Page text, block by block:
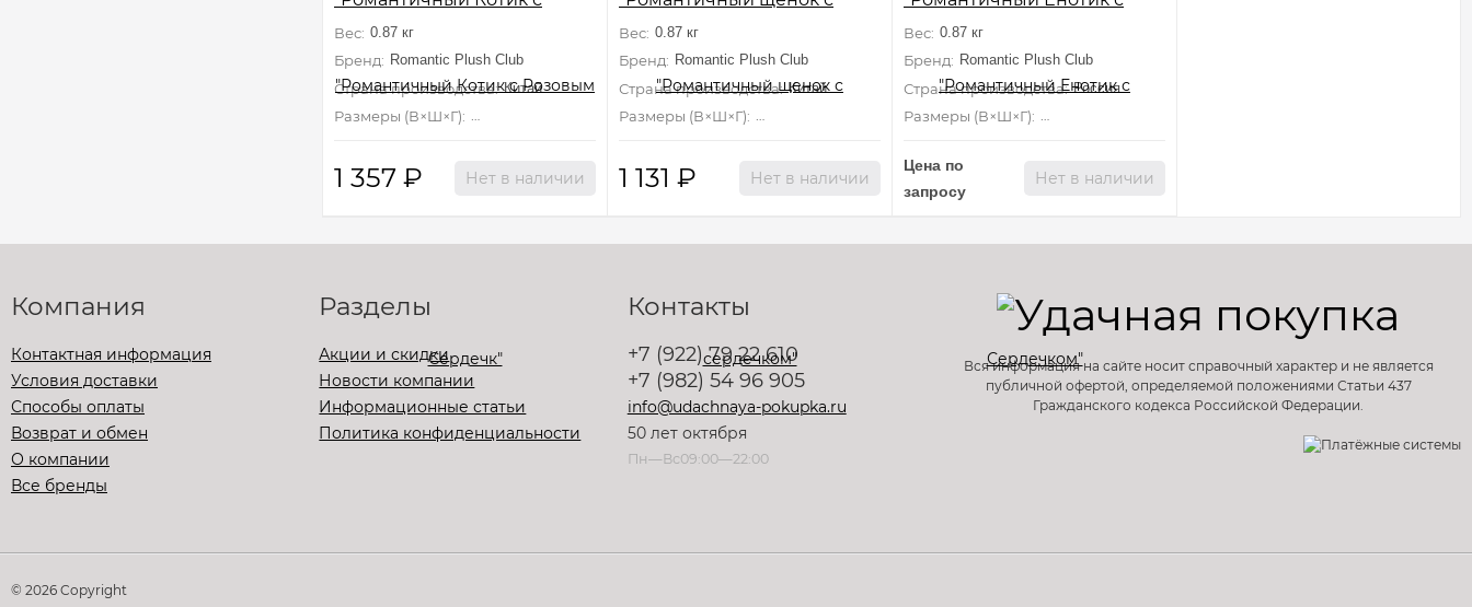
Вес: 0.87 кг
Бренд: Romantic Plush Club
Страна производства: Китай
Размеры (В×Ш×Г): 12 см×30 см×14 см
1 357 ₽ Нет в наличии
Вес: 0.87 кг
Бренд: Romantic Plush Club
Страна производства: Китай
Размеры (В×Ш×Г): 18 см×25 см×14 см
1 131 ₽ Нет в наличии
Вес: 0.87 кг
Бренд: Romantic Plush Club
Страна производства: Россия
Размеры (В×Ш×Г): 13 см×20 см×10 см
Цена по
запросу
Нет в наличии
Компания
Контактная информация
Условия доставки
Способы оплаты
Возврат и обмен
О компании
Все бренды
Разделы
Акции и скидки
Новости компании
Информационные статьи
Политика конфиденциальности
Контакты
+7 (922) 79 22 610
+7 (982) 54 96 905
info@udachnaya-pokupka.ru
50 лет октября
Пн—Вс09:00—22:00
Вся информация на сайте носит справочный характер и не является
публичной офертой, определяемой положениями Статьи 437
Гражданского кодекса Российской Федерации.
© 2026 Copyright